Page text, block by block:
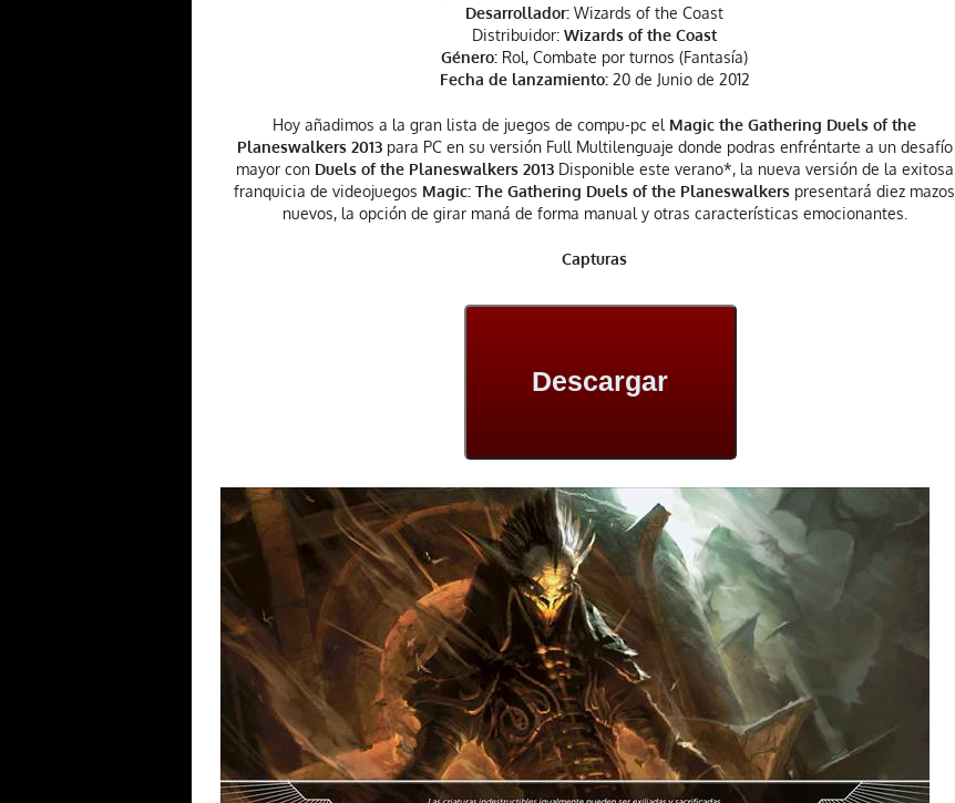
Desarrollador: Wizards of the Coast
Distribuidor: Wizards of the Coast
Género: Rol, Combate por turnos (Fantasía)
Fecha de lanzamiento:20 de Junio de 2012
Hoy añadimos a la gran lista de juegos de compu-pc el Magic the Gathering Duels of the
Planeswalkers 2013para PC en su versión Full Multilenguaje donde podras enfréntarte a un desafío
mayor con Duels of the Planeswalkers 2013Disponible este verano*, la nueva versión de la exitosa
franquicia de videojuegos Magic: The Gathering Duels of the Planeswalkers presentará diez mazos
nuevos, la opción de girar maná de forma manual y otras características emocionantes.
Capturas
Descargar